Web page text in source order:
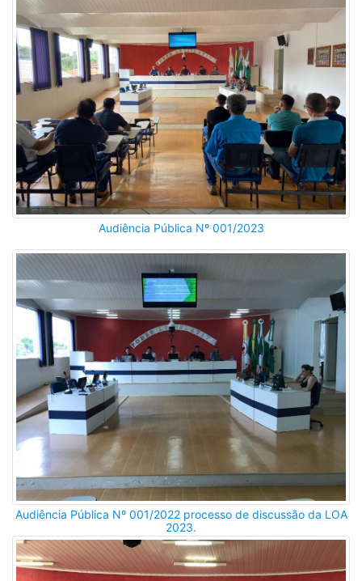
Audiência Pública Nº 001/2023
Audiência Pública Nº 001/2022 processo de discussão da LOA
2023.